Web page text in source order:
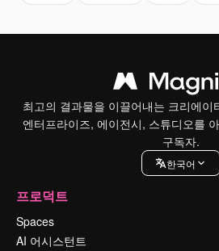
최고의 결과물을 이끌어내는 크리에이
엔터프라이즈, 에이전시, 스튜디오를
구독자.
한국어
프로덕트
Spaces
AI 어시스턴트